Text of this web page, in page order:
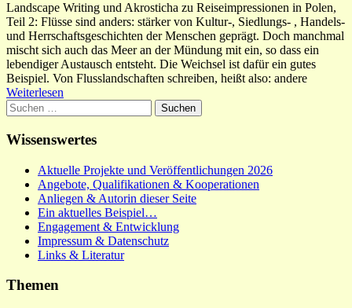
Landscape Writing und Akrosticha zu Reiseimpressionen in Polen,
Teil 2: Flüsse sind anders: stärker von Kultur-, Siedlungs- , Handels-
und Herrschaftsgeschichten der Menschen geprägt. Doch manchmal
mischt sich auch das Meer an der Mündung mit ein, so dass ein
lebendiger Austausch entsteht. Die Weichsel ist dafür ein gutes
Beispiel. Von Flusslandschaften schreiben, heißt also: andere
Weiterlesen
Suchen
nach:
Wissenswertes
Aktuelle Projekte und Veröffentlichungen 2026
Angebote, Qualifikationen & Kooperationen
Anliegen & Autorin dieser Seite
Ein aktuelles Beispiel…
Engagement & Entwicklung
Impressum & Datenschutz
Links & Literatur
Themen